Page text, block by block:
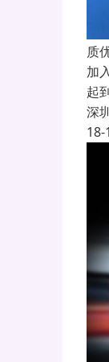
质
加
起
深
18-